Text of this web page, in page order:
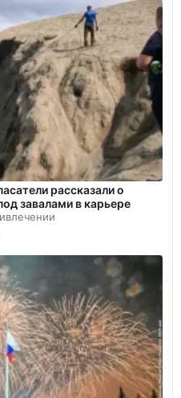
рассказали о
завалами в карьере